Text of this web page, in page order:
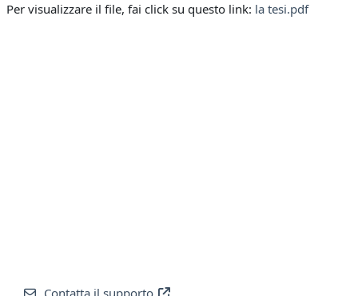
Per visualizzare il file, fai click su questo link: la tesi.pdf